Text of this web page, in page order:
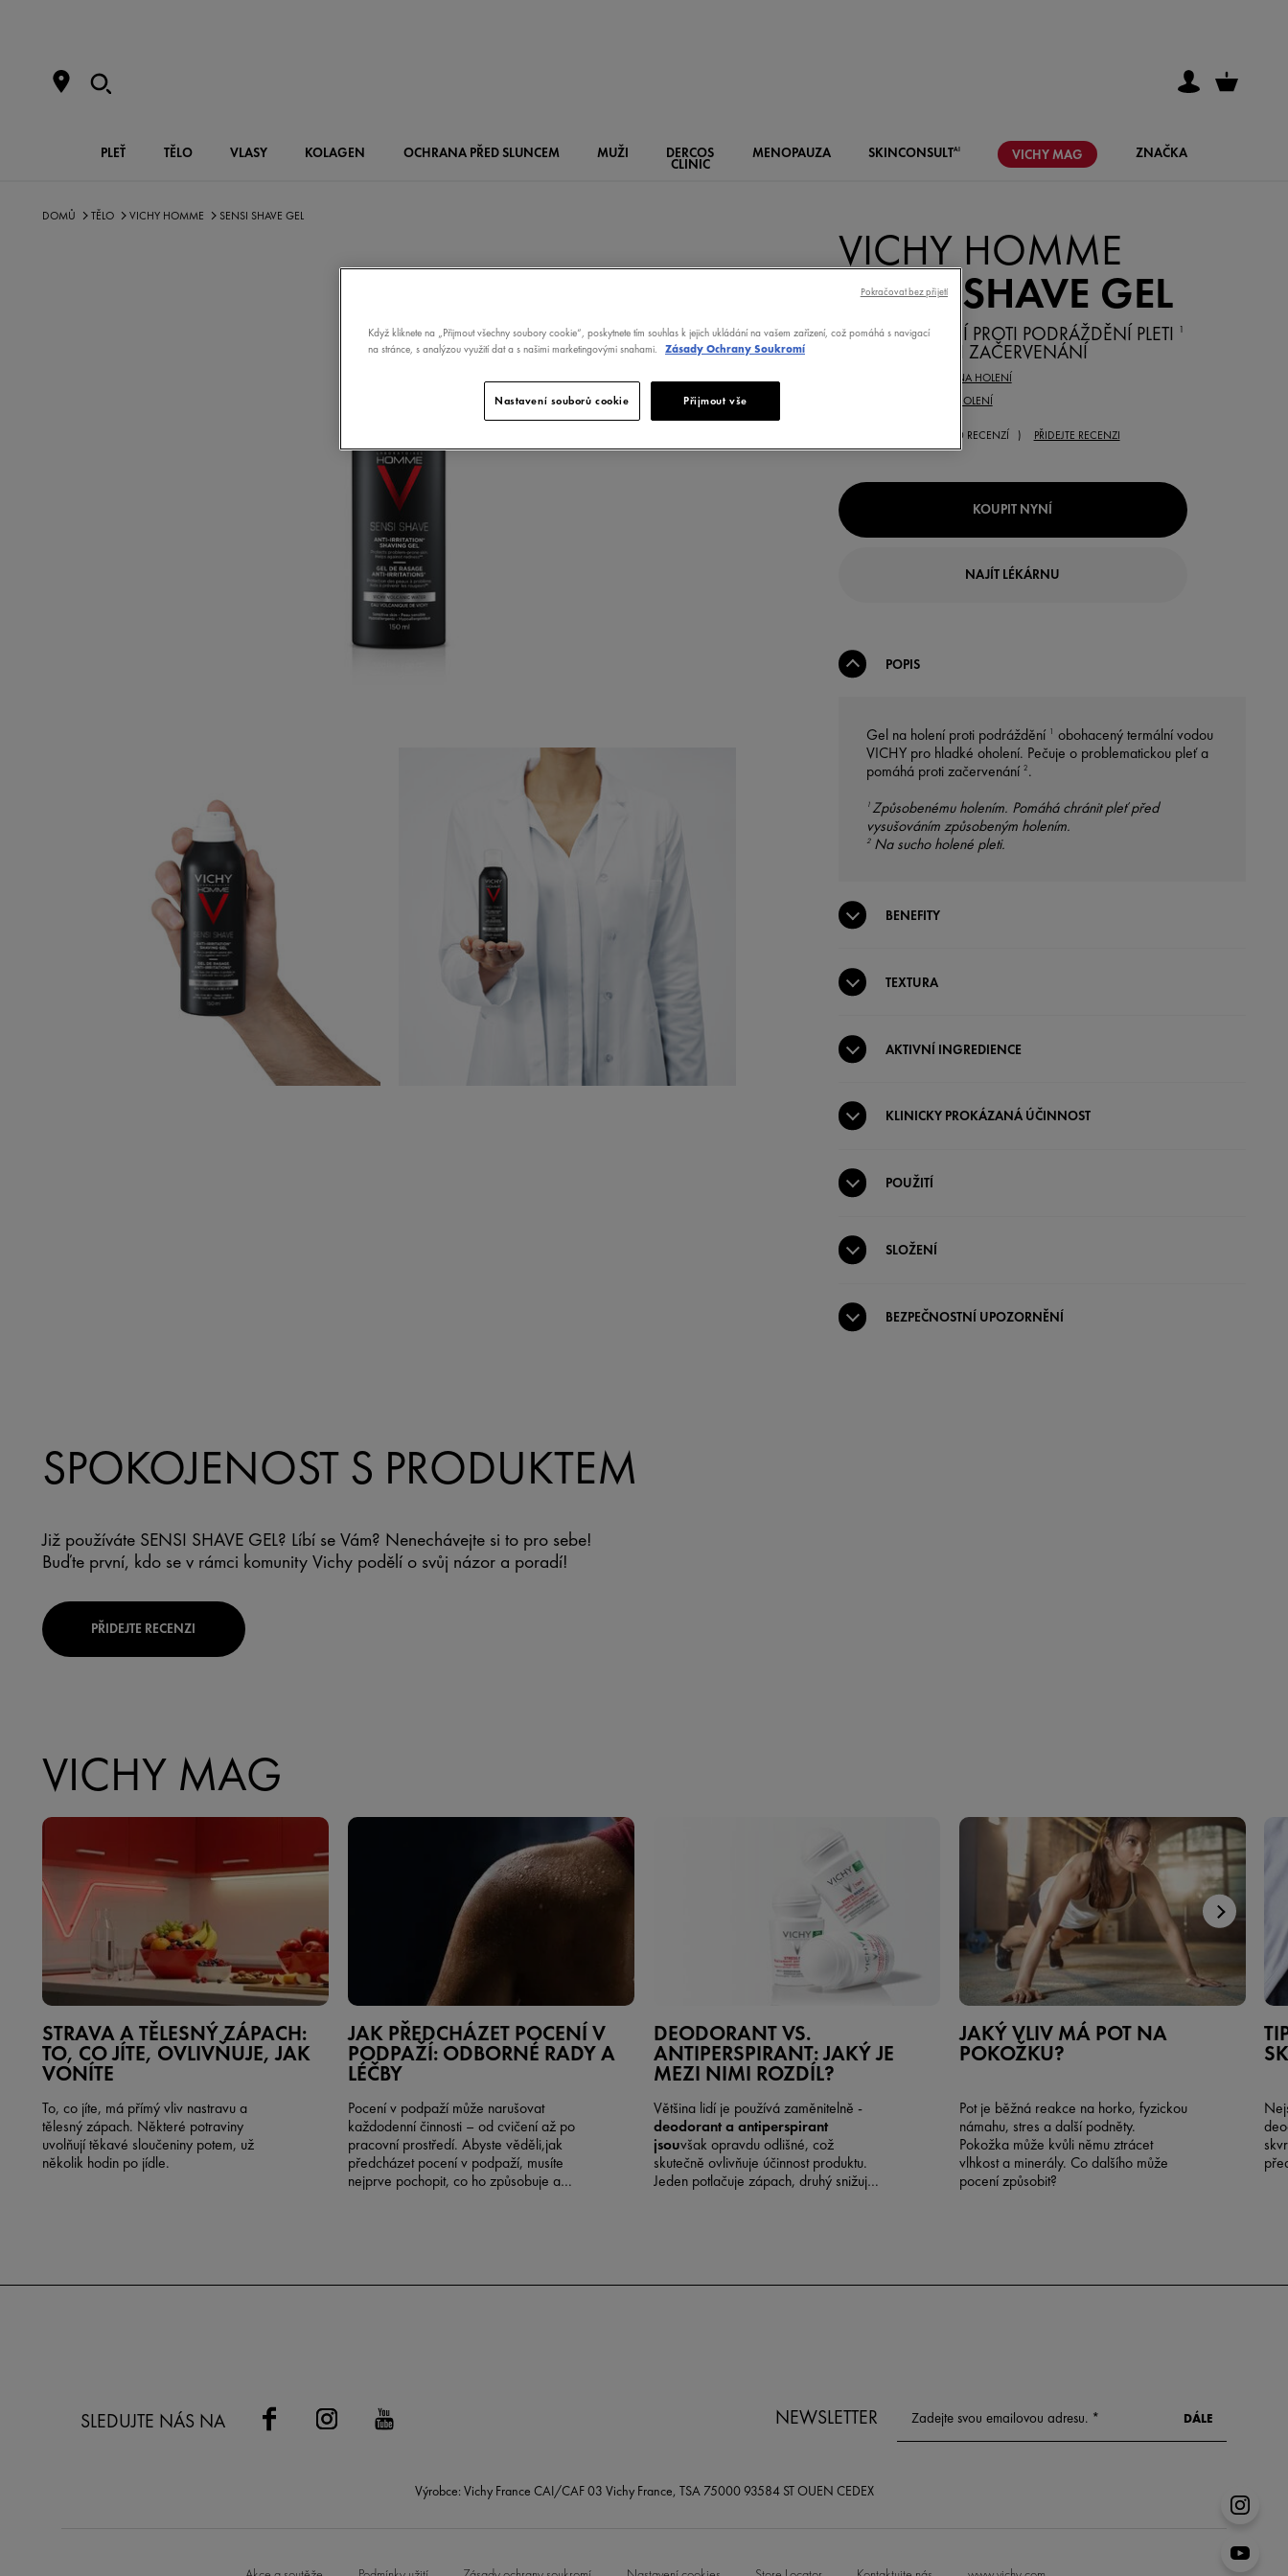
PLEŤ TĚLO VLASY KOLAGEN OCHRANA PŘED SLUNCEM MUŽI DERCOS
CLINIC
MENOPAUZA SKINCONSULTAI VICHY MAG ZNAČKA
DOMŮ TĚLO VICHY HOMME SENSI SHAVE GEL
VICHY HOMME
SENSI SHAVE GEL
GEL NA HOLENÍ PROTI PODRÁŽDĚNÍ PLETI 1
POMÁHÁ PROTI ZAČERVENÁNÍ
PĚNA NA HOLENÍ
HOLENÍ, PO HOLENÍ
( 0 RECENZÍ ) PŘIDEJTE RECENZI
KOUPIT NYNÍ
NAJÍT LÉKÁRNU
POPIS
Gel na holení proti podráždění 1 obohacený termální vodou
VICHY pro hladké oholení. Pečuje o problematickou pleť a
pomáhá proti začervenání2 .
1 Způsobenému holením. Pomáhá chránit pleť před
vysušováním způsobeným holením.
2Na sucho holené pleti.
BENEFITY
TEXTURA
AKTIVNÍ INGREDIENCE
KLINICKY PROKÁZANÁ ÚČINNOST
POUŽITÍ
SLOŽENÍ
BEZPEČNOSTNÍ UPOZORNĚNÍ
SPOKOJENOST S PRODUKTEM
Již používáte SENSI SHAVE GEL? Líbí se Vám? Nenechávejte si to pro sebe!
Buďte první, kdo se v rámci komunity Vichy podělí o svůj názor a poradí!
PŘIDEJTE RECENZI
VICHY MAG
STRAVA A TĚLESNÝ ZÁPACH:
TO, CO JÍTE, OVLIVŇUJE, JAK
VONÍTE
To, co jíte, má přímý vliv nastravu a
tělesný zápach. Některé potraviny
uvolňují těkavé sloučeniny potem, už
několik hodin po jídle.
JAK PŘEDCHÁZET POCENÍ V
PODPAŽÍ: ODBORNÉ RADY A
LÉČBY
Pocení v podpaží může narušovat
každodenní činnosti – od cvičení až po
pracovní prostředí. Abyste věděli,jak
předcházet pocení v podpaží, musíte
nejprve pochopit, co ho způsobuje a
DEODORANT VS.
ANTIPERSPIRANT: JAKÝ JE
MEZI NIMI ROZDÍL?
Většina lidí je používá zaměnitelně -
deodorant a antiperspirant
jsouvšak opravdu odlišné, což
skutečně ovlivňuje účinnost produktu.
Jeden potlačuje zápach, druhý snižuje
vědeckých principů fungování vaší
JAKÝ VLIV MÁ POT NA
POKOŽKU?
Pot je běžná reakce na horko, fyzickou
námahu, stres a další podněty.
Pokožka může kvůli němu ztrácet
vlhkost a minerály. Co dalšího může
pocení způsobit?
NEWSLETTER
SLEDUJTE NÁS NA
Výrobce: Vichy France CAI/CAF 03 Vichy France, TSA 75000 93584 ST OUEN CEDEX
Když kliknete na „Přijmout všechny soubory cookie“, poskytnete tím souhlas k jejich ukládání na vašem zařízení, což pomáhá s navigací
na stránce, s analýzou využití dat a s našimi marketingovými snahami.
Zásady Ochrany Soukromí
Nastavení souborů cookie Přijmout vše
Pokračovat bez přijetí